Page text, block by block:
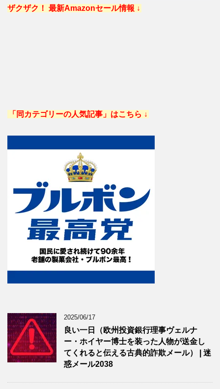
ザクザク！ 最新Amazonセール情報 ↓
「同カテゴリーの人気記事」はこちら ↓
2025/06/17
良い一日（欧州投資銀行理事ヴェルナ
ー・ホイヤー博士を装った人物が送金し
てくれると伝える古典的詐欺メール） | 迷
惑メール2038